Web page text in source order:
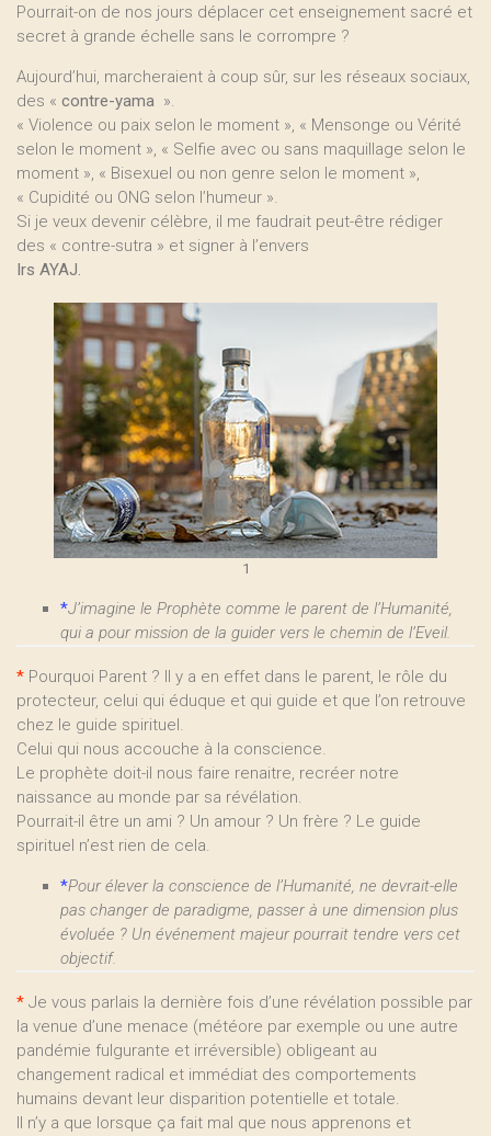
Pourrait-on de nos jours déplacer cet enseignement sacré et
secret à grande échelle sans le corrompre ?
Aujourd’hui, marcheraient à coup sûr, sur les réseaux sociaux,
des « contre-yama ».
« Violence ou paix selon le moment », « Mensonge ou Vérité
selon le moment », « Selfie avec ou sans maquillage selon le
moment », « Bisexuel ou non genre selon le moment »,
« Cupidité ou ONG selon l’humeur ».
Si je veux devenir célèbre, il me faudrait peut-être rédiger
des « contre-sutra » et signer à l’envers
Irs AYAJ.
1
*J’imagine le Prophète comme le parent de l’Humanité,
qui a pour mission de la guider vers le chemin de l’Eveil.
* Pourquoi Parent ? Il y a en effet dans le parent, le rôle du
protecteur, celui qui éduque et qui guide et que l’on retrouve
chez le guide spirituel.
Celui qui nous accouche à la conscience.
Le prophète doit-il nous faire renaitre, recréer notre
naissance au monde par sa révélation.
Pourrait-il être un ami ? Un amour ? Un frère ? Le guide
spirituel n’est rien de cela.
*Pour élever la conscience de l’Humanité, ne devrait-elle
pas changer de paradigme, passer à une dimension plus
évoluée ? Un événement majeur pourrait tendre vers cet
objectif.
* Je vous parlais la dernière fois d’une révélation possible par
la venue d’une menace (météore par exemple ou une autre
pandémie fulgurante et irréversible) obligeant au
changement radical et immédiat des comportements
humains devant leur disparition potentielle et totale.
Il n’y a que lorsque ça fait mal que nous apprenons et